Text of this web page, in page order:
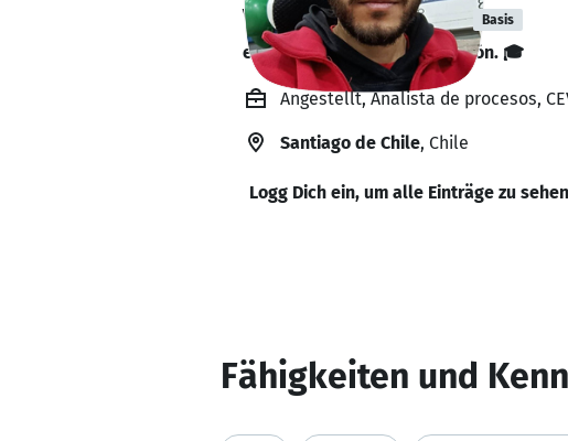
Vicente Canales Basis
está actualmente de formación. 🎓
Angestellt, Analista de procesos,
Santiago de Chile, Chile
Logg Dich ein, um alle Einträge zu
Fähigkeiten und